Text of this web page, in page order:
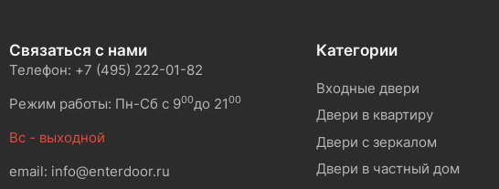
Связаться с нами
Телефон: +7 (495) 222-01-82
Режим работы: Пн-Сб с 900до 2100
Вс - выходной
email: info@enterdoor.ru
Категории
Входные двери
Двери в квартиру
Двери с зеркалом
Двери в частный дом